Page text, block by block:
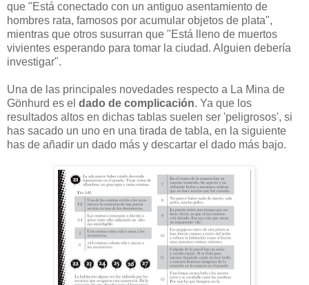
que "Está conectado con un antiguo asentamiento de
hombres rata, famosos por acumular objetos de plata",
mientras que otros susurran que "Está lleno de muertos
vivientes esperando para tomar la ciudad. Alguien debería
investigar".
Una de las principales novedades respecto a La Mina de
Gönhurd es el dado de complicación. Ya que los
resultados altos en dichas tablas suelen ser 'peligrosos', si
has sacado un uno en una tirada de tabla, en la siguiente
has de añadir un dado más y descartar el dado más bajo.